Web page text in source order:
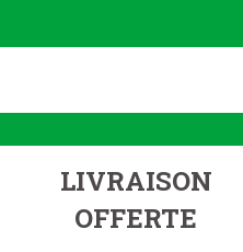
LIVRAISON
OFFERTE